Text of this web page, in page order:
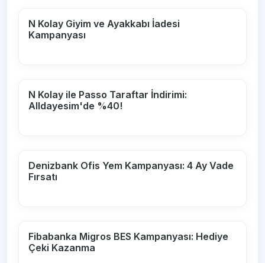
N Kolay Giyim ve Ayakkabı İadesi
Kampanyası
N Kolay ile Passo Taraftar İndirimi:
Alldayesim'de %40!
Denizbank Ofis Yem Kampanyası: 4 Ay Vade
Fırsatı
Fibabanka Migros BES Kampanyası: Hediye
Çeki Kazanma